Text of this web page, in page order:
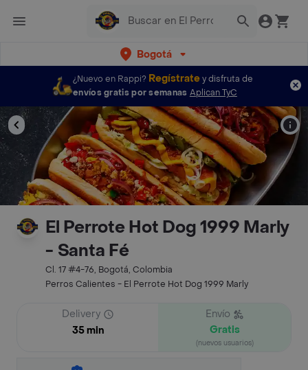
Bogotá
¿Nuevo en Rappi? Regístratey disfruta de
envíos gratis por semanas Aplican TyC
El Perrote Hot Dog 1999 Marly
- Santa Fé
Cl. 17 #4-76, Bogotá, Colombia
Perros Calientes - El Perrote Hot Dog 1999 Marly
Delivery
35 min
Envío
Gratis
(nuevos usuarios)